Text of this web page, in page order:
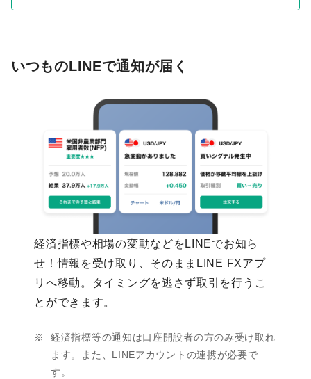
いつものLINEで通知が届く
経済指標や相場の変動などをLINEでお知ら
せ！情報を受け取り、そのままLINE FXアプ
リへ移動。タイミングを逃さず取引を行うこ
とができます。
経済指標等の通知は口座開設者の方のみ受け取れ
ます。また、LINEアカウントの連携が必要で
す。